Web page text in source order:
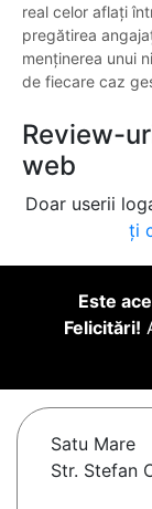
real celor aflați
pregătirea
menținerea unui
de fiecare caz
Review-
web
Doar userii
ți
Este
Felicitări!
Satu Mare
Str. Stefan